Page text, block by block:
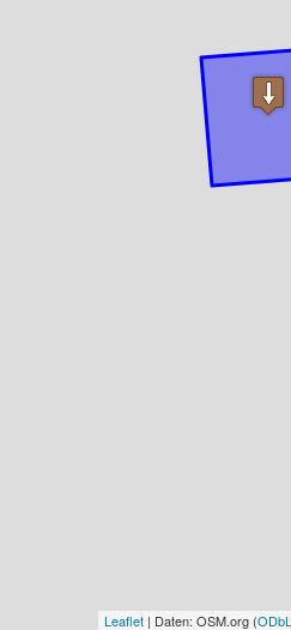
Leaflet | Daten: OSM.org (ODbL